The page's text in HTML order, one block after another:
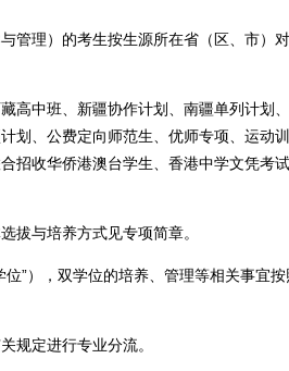
理）的考生按生源所在省（区、市）对
中班、新疆协作计划、南疆单列计划
划、公费定向师范生、优师专项、运动
招收华侨港澳台学生、香港中学文凭考
与培养方式见专项简章。
），双学位的培养、管理等相关事宜
定进行专业分流。